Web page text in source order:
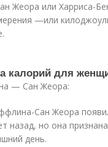
или Харриса-
—или
калорий для
— Сан Жеора:
Сан Жеора
назад, но она
день.